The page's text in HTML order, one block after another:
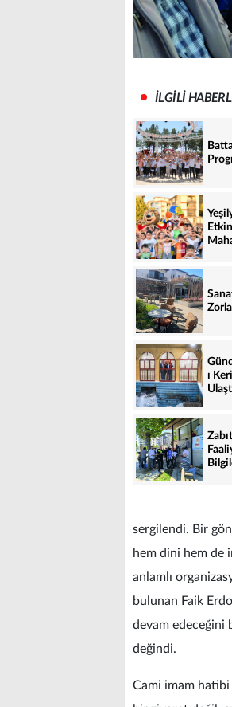
İLGİLİ
ı
sergilendi. Bir
hem dini hem de
anlamlı
bulunan Faik
devam edeceğini
değindi.
Cami imam